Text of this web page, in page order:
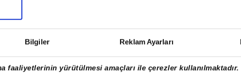
Bilgiler Reklam Ayarları
faaliyetlerinin yürütülmesi amaçları ile çerezler kullanılmaktadır.
yayıldıkça büyüyor ve
dönüşümlere kapı aralıyor.
İstanbul
'dan verdi. Tam